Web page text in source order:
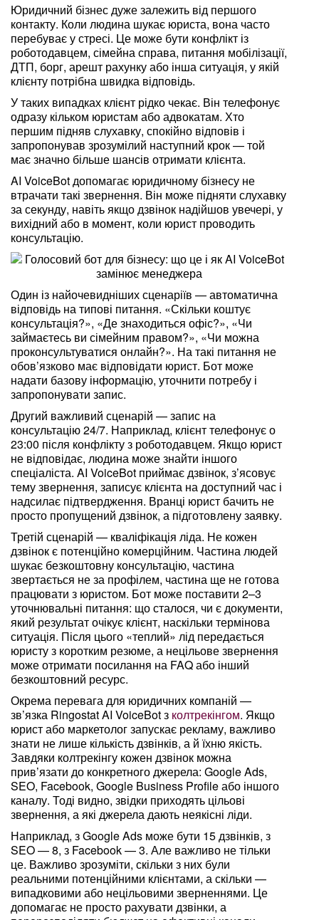
Юридичний бізнес дуже залежить від першого
контакту. Коли людина шукає юриста, вона часто
перебуває у стресі. Це може бути конфлікт із
роботодавцем, сімейна справа, питання мобілізації,
ДТП, борг, арешт рахунку або інша ситуація, у якій
клієнту потрібна швидка відповідь.
У таких випадках клієнт рідко чекає. Він телефонує
одразу кільком юристам або адвокатам. Хто
першим підняв слухавку, спокійно відповів і
запропонував зрозумілий наступний крок — той
має значно більше шансів отримати клієнта.
AI VoiceBot допомагає юридичному бізнесу не
втрачати такі звернення. Він може підняти слухавку
за секунду, навіть якщо дзвінок надійшов увечері, у
вихідний або в момент, коли юрист проводить
консультацію.
Один із найочевидніших сценаріїв — автоматична
відповідь на типові питання. «Скільки коштує
консультація?», «Де знаходиться офіс?», «Чи
займаєтесь ви сімейним правом?», «Чи можна
проконсультуватися онлайн?». На такі питання не
обов’язково має відповідати юрист. Бот може
надати базову інформацію, уточнити потребу і
запропонувати запис.
Другий важливий сценарій — запис на
консультацію 24/7. Наприклад, клієнт телефонує о
23:00 після конфлікту з роботодавцем. Якщо юрист
не відповідає, людина може знайти іншого
спеціаліста. AI VoiceBot приймає дзвінок, з’ясовує
тему звернення, записує клієнта на доступний час і
надсилає підтвердження. Вранці юрист бачить не
просто пропущений дзвінок, а підготовлену заявку.
Третій сценарій — кваліфікація ліда. Не кожен
дзвінок є потенційно комерційним. Частина людей
шукає безкоштовну консультацію, частина
звертається не за профілем, частина ще не готова
працювати з юристом. Бот може поставити 2–3
уточнювальні питання: що сталося, чи є документи,
який результат очікує клієнт, наскільки термінова
ситуація. Після цього «теплий» лід передається
юристу з коротким резюме, а нецільове звернення
може отримати посилання на FAQ або інший
безкоштовний ресурс.
Окрема перевага для юридичних компаній —
зв’язка Ringostat AI VoiceBot з колтрекінгом. Якщо
юрист або маркетолог запускає рекламу, важливо
знати не лише кількість дзвінків, а й їхню якість.
Завдяки колтрекінгу кожен дзвінок можна
прив’язати до конкретного джерела: Google Ads,
SEO, Facebook, Google Business Profile або іншого
каналу. Тоді видно, звідки приходять цільові
звернення, а які джерела дають неякісні ліди.
Наприклад, з Google Ads може бути 15 дзвінків, з
SEO — 8, з Facebook — 3. Але важливо не тільки
це. Важливо зрозуміти, скільки з них були
реальними потенційними клієнтами, а скільки —
випадковими або нецільовими зверненнями. Це
допомагає не просто рахувати дзвінки, а